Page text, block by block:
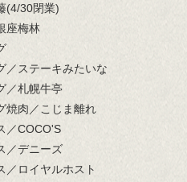
(4/30閉業)
座梅林
／ステーキみたいな
／札幌牛亭
焼肉／こじま離れ
／COCO'S
／デニーズ
／ロイヤルホスト